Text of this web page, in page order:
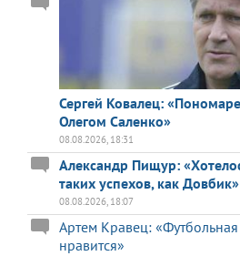
Сергей Ковалец:
Олегом Саленко»
08.08.2026, 18:31
Александр Пищур:
таких успехов, как Довбик»
08.08.2026, 18:07
Артем Кравец:
нравится»